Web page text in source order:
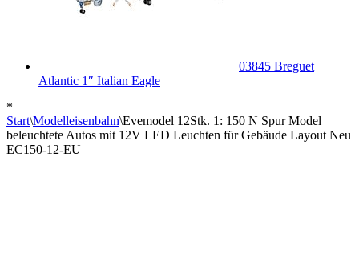
03845 Breguet
Atlantic 1″ Italian Eagle
*
Start\Modelleisenbahn\Evemodel 12Stk. 1: 150 N Spur Model
beleuchtete Autos mit 12V LED Leuchten für Gebäude Layout Neu
EC150-12-EU